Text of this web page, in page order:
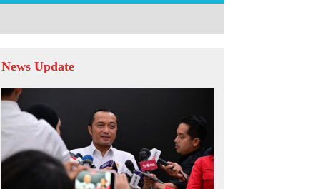
News Update